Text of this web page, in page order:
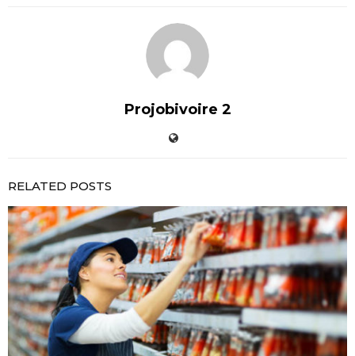
Projobivoire 2
RELATED POSTS